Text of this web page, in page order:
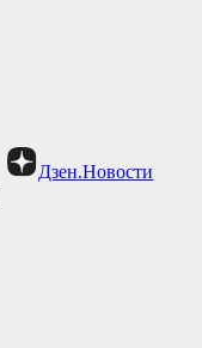
Дзен.Новости